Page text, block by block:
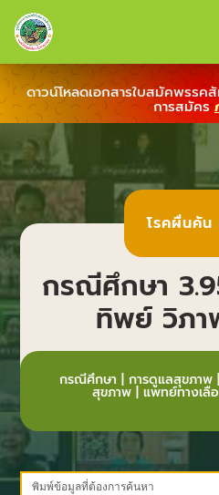
ดาวน์โหลดเอกสารใบสมัคพรรค
การสมัคร
โรคผื่นคั
กรณีศึกษา
ทิพย์ วิภา
กรณีศึกษา | การดูแลสุขภาพ|
สุขภาพ | แพทย์ทางเลื